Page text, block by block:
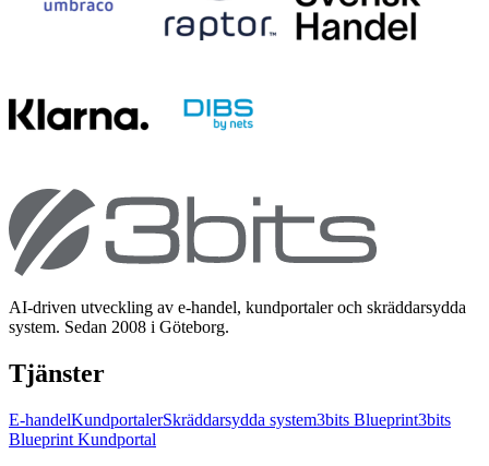
AI-driven utveckling av e-handel, kundportaler och skräddarsydda
system. Sedan 2008 i Göteborg.
Tjänster
E-handelKundportalerSkräddarsydda system3bits Blueprint3bits
Blueprint Kundportal